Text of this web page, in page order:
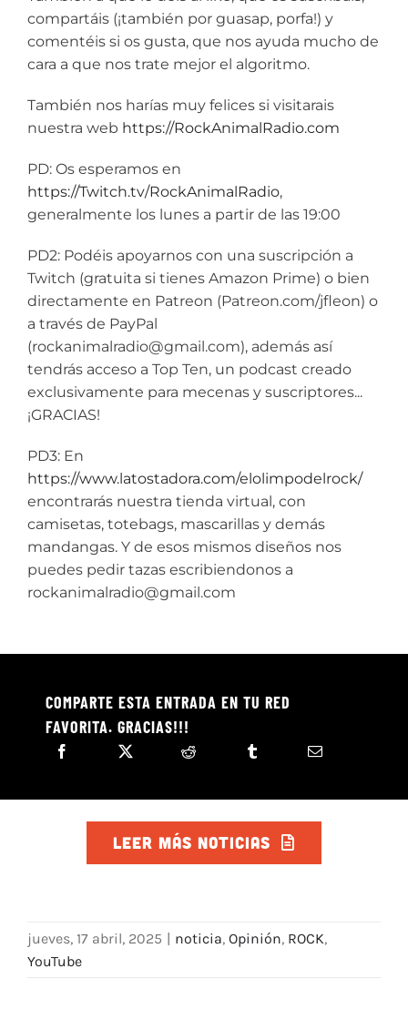
compartáis (¡también por guasap, porfa!) y
comentéis si os gusta, que nos ayuda mucho de
cara a que nos trate mejor el algoritmo.
También nos harías muy felices si visitarais
nuestra web https://RockAnimalRadio.com
PD: Os esperamos en
https://Twitch.tv/RockAnimalRadio,
generalmente los lunes a partir de las 19:00
PD2: Podéis apoyarnos con una suscripción a
Twitch (gratuita si tienes Amazon Prime) o bien
directamente en Patreon (Patreon.com/jfleon) o
a través de PayPal
(rockanimalradio@gmail.com), además así
tendrás acceso a Top Ten, un podcast creado
exclusivamente para mecenas y suscriptores...
¡GRACIAS!
PD3: En
https://www.latostadora.com/elolimpodelrock/
encontrarás nuestra tienda virtual, con
camisetas, totebags, mascarillas y demás
mandangas. Y de esos mismos diseños nos
puedes pedir tazas escribiendonos a
rockanimalradio@gmail.com
COMPARTE ESTA ENTRADA EN TU RED
FAVORITA. GRACIAS!!!
LEER MÁS NOTICIAS
jueves, 17 abril, 2025 | noticia, Opinión, ROCK,
YouTube